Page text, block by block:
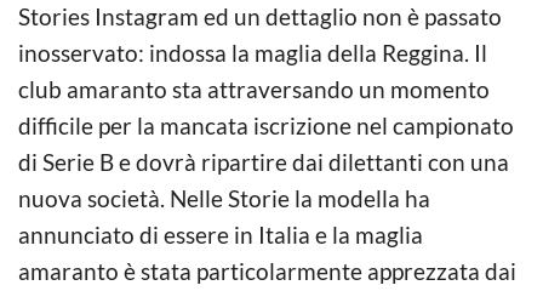
Stories Instagram ed un dettaglio non è passato
inosservato: indossa la maglia della Reggina. Il
club amaranto sta attraversando un momento
difficile per la mancata iscrizione nel campionato
di Serie B e dovrà ripartire dai dilettanti con una
nuova società. Nelle Storie la modella ha
annunciato di essere in Italia e la maglia
amaranto è stata particolarmente apprezzata dai